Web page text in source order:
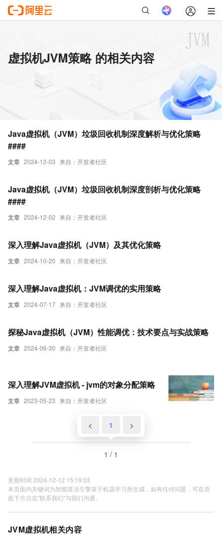
虚拟机JVM策略 的相关内容
文章 2024-12-03 来自：开发者社区
Java虚拟机（JVM）垃圾回收机制深度解析与优化策略
####
文章 2024-12-02 来自：开发者社区
Java虚拟机（JVM）垃圾回收机制深度剖析与优化策略
####
文章 2024-10-20 来自：开发者社区
深入理解Java虚拟机（JVM）及其优化策略
文章 2024-07-17 来自：开发者社区
深入理解Java虚拟机：JVM调优的实用策略
文章 2024-06-30 来自：开发者社区
探秘Java虚拟机（JVM）性能调优：技术要点与实战策略
文章 2023-05-23 来自：开发者社区
深入理解JVM虚拟机 - jvm的对象分配策略
< 1 >
1 / 1
更新时间 2024-12-12 15:19:03
本页面内关键词为智能算法引擎基于机器学习所生成，如有任何问题，可在页
面下方点击"联系我们"与我们沟通。
JVM虚拟机相关内容